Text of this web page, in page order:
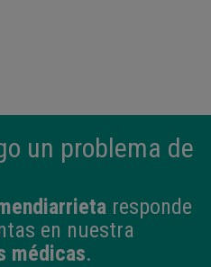
un problema de
responde
en nuestra
médicas.